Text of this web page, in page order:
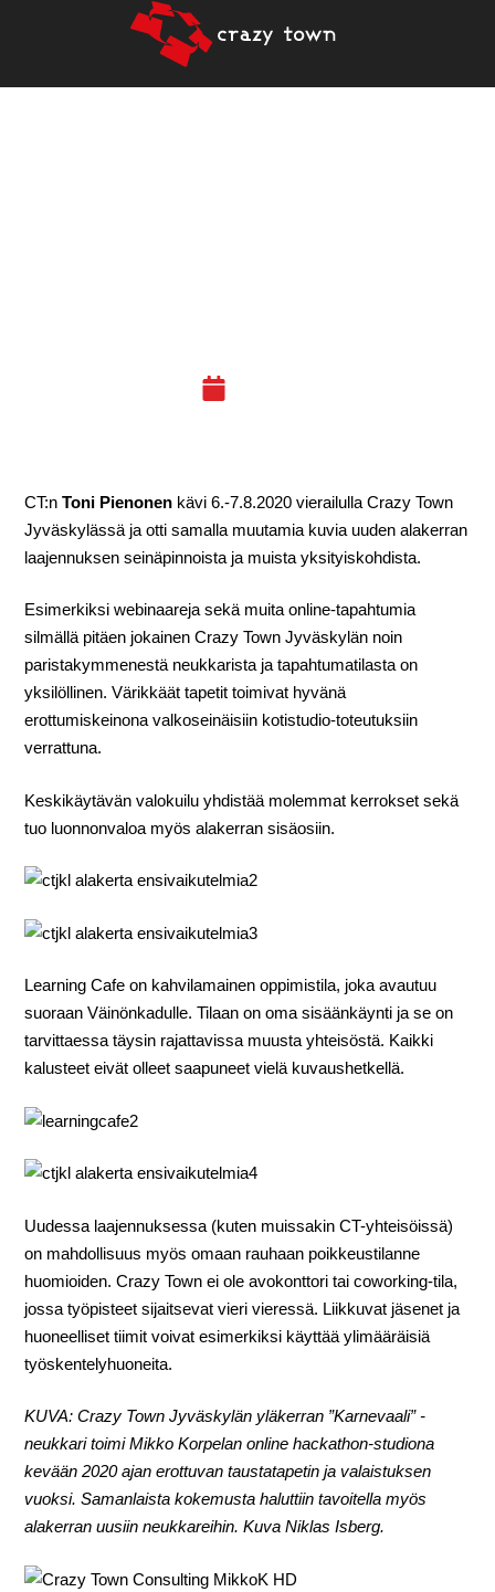
CT:nToni Pienonen kävi 6.-7.8.2020 vierailulla Crazy Town
Jyväskylässä ja otti samalla muutamia kuvia uuden alakerran
laajennuksen seinäpinnoista ja muista yksityiskohdista.
Esimerkiksi webinaareja sekä muita online-tapahtumia
silmällä pitäen jokainen Crazy Town Jyväskylän noin
paristakymmenestä neukkarista ja tapahtumatilasta on
yksilöllinen. Värikkäät tapetit toimivat hyvänä
erottumiskeinona valkoseinäisiin kotistudio-toteutuksiin
verrattuna.
Keskikäytävän valokuilu yhdistää molemmat kerrokset sekä
tuo luonnonvaloa myös alakerran sisäosiin.
Learning Cafe on kahvilamainen oppimistila, joka avautuu
suoraan Väinönkadulle. Tilaan on oma sisäänkäynti ja se on
tarvittaessa täysin rajattavissa muusta yhteisöstä. Kaikki
kalusteet eivät olleet saapuneet vielä kuvaushetkellä.
Uudessa laajennuksessa (kuten muissakin CT-yhteisöissä)
on mahdollisuus myös omaan rauhaan poikkeustilanne
huomioiden. Crazy Town ei ole avokonttori tai coworking-tila,
jossa työpisteet sijaitsevat vieri vieressä. Liikkuvat jäsenet ja
huoneelliset tiimit voivat esimerkiksi käyttää ylimääräisiä
työskentelyhuoneita.
KUVA: Crazy Town Jyväskylän yläkerran ”Karnevaali” -
neukkari toimi Mikko Korpelan online hackathon-studiona
kevään 2020 ajan erottuvan taustatapetin ja valaistuksen
vuoksi. Samanlaista kokemusta haluttiin tavoitella myös
alakerran uusiin neukkareihin. Kuva Niklas Isberg.